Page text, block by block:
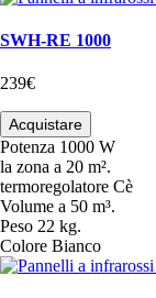
SWH-RE 1000
239€
Acquistare
Potenza 1000 W
la zona a 20 m².
termoregolatore Cè
Volume a 50 m³.
Peso 22 kg.
Colore Bianco